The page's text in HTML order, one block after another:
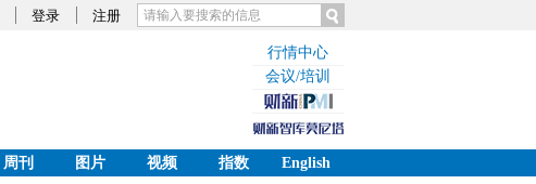
登录 注册
行情中心
会议/培训
周刊 图片 视频 指数
English